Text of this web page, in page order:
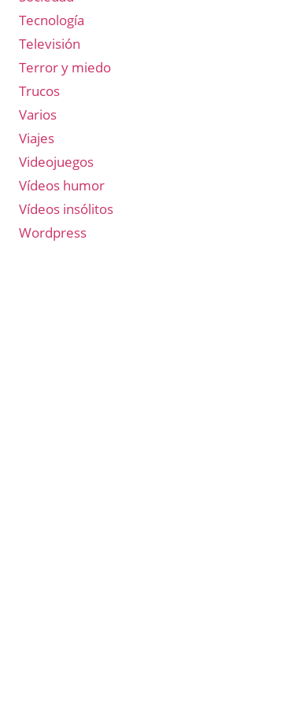
Tecnología
Televisión
Terror y miedo
Trucos
Varios
Viajes
Videojuegos
Vídeos humor
Vídeos insólitos
Wordpress